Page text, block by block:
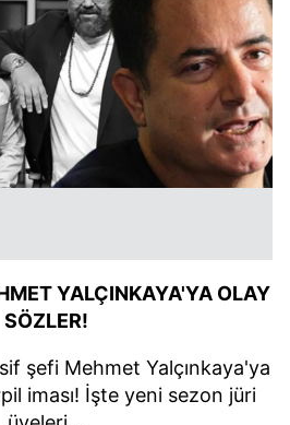
YALÇINKAYA'YA OLAY
SÖZLER!
şefi Mehmet Yalçınkaya'ya
iması! İşte yeni sezon jüri